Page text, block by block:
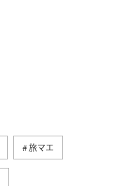
旅マエ